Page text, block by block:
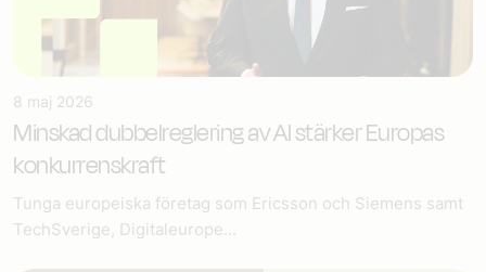
8 maj 2026
Minskad dubbelreglering av AI stärker Europas
konkurrenskraft
Tunga europeiska företag som Ericsson och Siemens samt
TechSverige, Digitaleurope...